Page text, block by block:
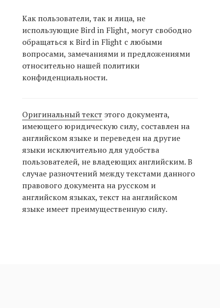
Как пользователи, так и лица, не
использующие Bird in Flight, могут свободно
обращаться к Bird in Flight с любыми
вопросами, замечаниями и предложениями
относительно нашей политики
конфиденциальности.
Оригинальный текст этого документа,
имеющего юридическую силу, составлен на
английском языке и переведен на другие
языки исключительно для удобства
пользователей, не владеющих английским. В
случае разночтений между текстами данного
правового документа на русском и
английском языках, текст на английском
языке имеет преимущественную силу.